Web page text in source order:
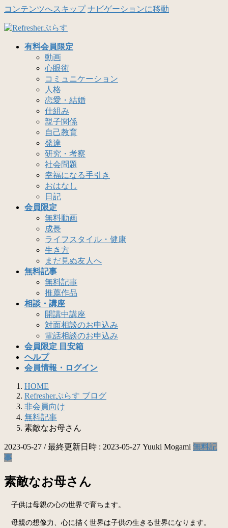
コンテンツへスキップ ナビゲーションに移動
有料会員限定
動画
心眼術
コミュニケーション
人格
恋愛・結婚
仕組み
親子関係
自己教育
発達
研究・考察
社会問題
幸福になる手引き
おはなし
日記
会員限定
無料動画
成長
ライフスタイル・健康
生き方
まだ見ぬ友人へ
無料記事
無料記事
推薦作品
相談・講座
開講中講座
対面相談のお申込み
電話相談のお申込み
会員限定 目安箱
ヘルプ
会員情報・ログイン
HOME
Refresherぷらす ブログ
非会員向け
無料記事
素敵なお母さん
2023-05-27 / 最終更新日時 : 2023-05-27 Yuuki Mogami 無料記
事
素敵なお母さん
子供は母親の心の世界で育ちます。
母親の想像力、心に描く世界は子供の生きる世界になります。